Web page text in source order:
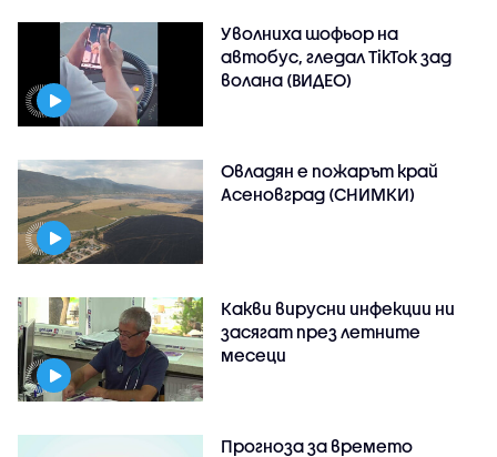
Уволниха шофьор на
автобус, гледал TikTok зад
волана (ВИДЕО)
Овладян е пожарът край
Асеновград (СНИМКИ)
Какви вирусни инфекции ни
засягат през летните
месеци
Прогноза за времето